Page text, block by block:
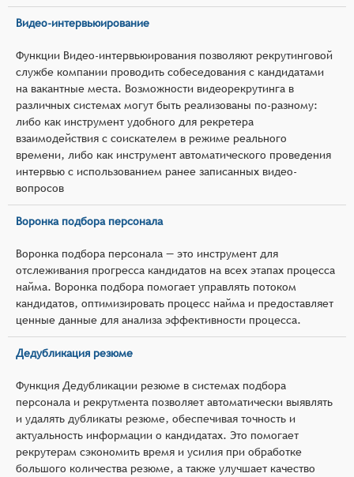
Видео-интервьюирование
Функции Видео-интервьюирования позволяют рекрутинговой
службе компании проводить собеседования с кандидатами
на вакантные места. Возможности видеорекрутинга в
различных системах могут быть реализованы по-разному:
либо как инструмент удобного для рекретера
взаимодействия с соискателем в режиме реального
времени, либо как инструмент автоматического проведения
интервью с использованием ранее записанных видео-
вопросов
Воронка подбора персонала
Воронка подбора персонала — это инструмент для
отслеживания прогресса кандидатов на всех этапах процесса
найма. Воронка подбора помогает управлять потоком
кандидатов, оптимизировать процесс найма и предоставляет
ценные данные для анализа эффективности процесса.
Дедубликация резюме
Функция Дедубликации резюме в системах подбора
персонала и рекрутмента позволяет автоматически выявлять
и удалять дубликаты резюме, обеспечивая точность и
актуальность информации о кандидатах. Это помогает
рекрутерам сэкономить время и усилия при обработке
большого количества резюме, а также улучшает качество